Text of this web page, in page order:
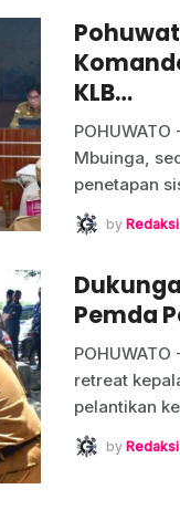
KLB…
Mbuinga,
penetapan
by Redaksi
Pemda
retreat
pelantikan
by Redaksi